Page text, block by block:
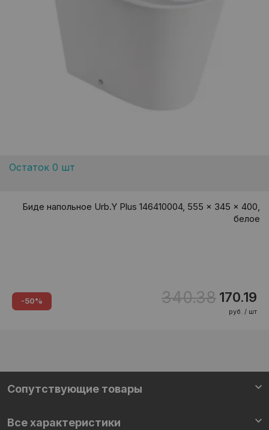
Остаток 0 шт
Биде напольное Urb.Y Plus 146410004, 555 x 345 x 400,
белое
-50% 340.38 170.19
руб. / шт
Сопутствующие товары
Все характеристики